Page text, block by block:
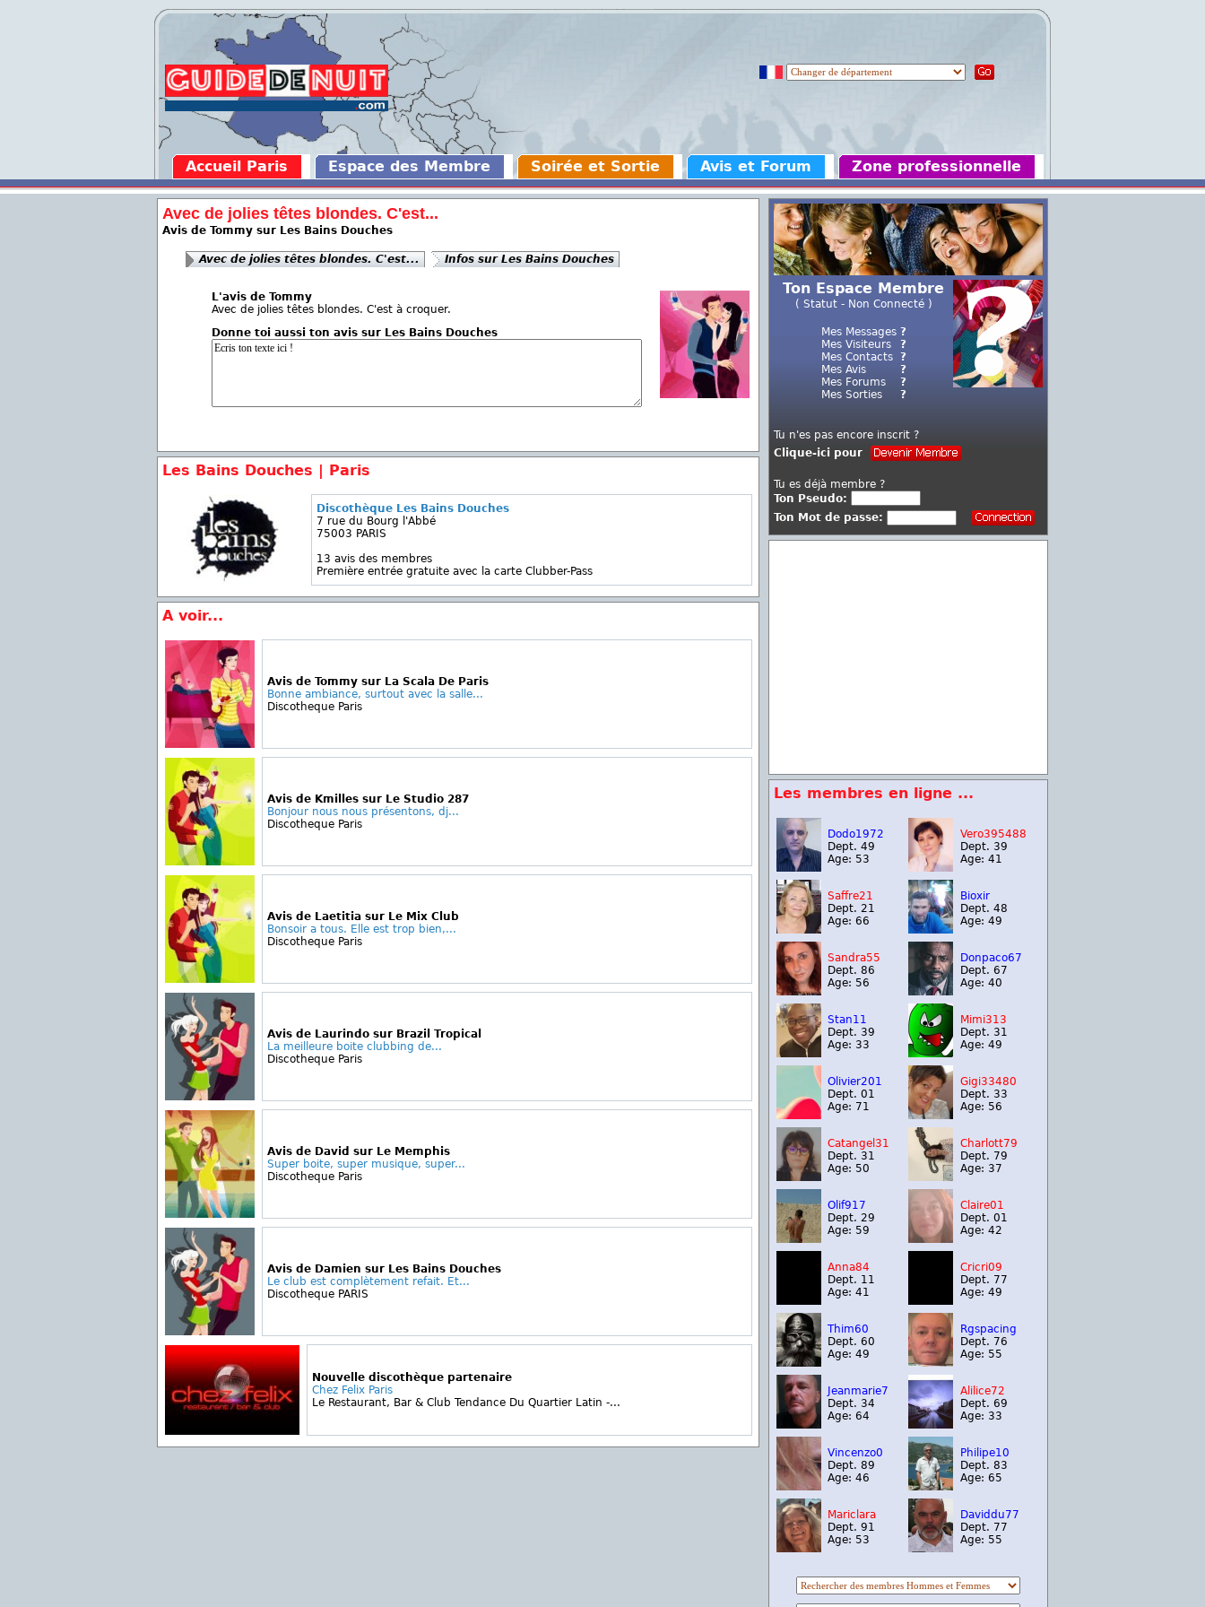
Accueil Paris Espace des Membre Soirée et Sortie Avis et Forum Zone professionnelle
Avec de jolies têtes blondes. C'est...
Avis de Tommy sur Les Bains Douches
Avec de jolies têtes blondes. C'est... Infos sur Les Bains Douches
L'avis de Tommy
Avec de jolies têtes blondes. C'est à croquer.
Donne toi aussi ton avis sur Les Bains Douches
Les Bains Douches | Paris
Discothèque Les Bains Douches
7 rue du Bourg l'Abbé
75003 PARIS
13 avis des membres
Première entrée gratuite avec la carte Clubber-Pass
A voir...
Avis de Tommy sur La Scala De Paris
Bonne ambiance, surtout avec la salle...
Discotheque Paris
Avis de Kmilles sur Le Studio 287
Bonjour nous nous présentons, dj...
Discotheque Paris
Avis de Laetitia sur Le Mix Club
Bonsoir a tous. Elle est trop bien,...
Discotheque Paris
Avis de Laurindo sur Brazil Tropical
La meilleure boite clubbing de...
Discotheque Paris
Avis de David sur Le Memphis
Super boite, super musique, super...
Discotheque Paris
Avis de Damien sur Les Bains Douches
Le club est complètement refait. Et...
Discotheque PARIS
Nouvelle discothèque partenaire
Chez Felix Paris
Le Restaurant, Bar & Club Tendance Du Quartier Latin -...
Ton Espace Membre
( Statut - Non Connecté )
Mes Messages
Mes Visiteurs
Mes Contacts
Mes Avis
Mes Forums
Mes Sorties
?
?
?
?
?
?
Tu n'es pas encore inscrit ?
Clique-ici pour
Tu es déjà membre ?
Ton Pseudo:
Ton Mot de passe:
Les membres en ligne ...
Dodo1972
Dept. 49
Age: 53
Vero395488
Dept. 39
Age: 41
Saffre21
Dept. 21
Age: 66
Bioxir
Dept. 48
Age: 49
Sandra55
Dept. 86
Age: 56
Donpaco67
Dept. 67
Age: 40
Stan11
Dept. 39
Age: 33
Mimi313
Dept. 31
Age: 49
Olivier201
Dept. 01
Age: 71
Gigi33480
Dept. 33
Age: 56
Catangel31
Dept. 31
Age: 50
Charlott79
Dept. 79
Age: 37
Olif917
Dept. 29
Age: 59
Claire01
Dept. 01
Age: 42
Anna84
Dept. 11
Age: 41
Cricri09
Dept. 77
Age: 49
Thim60
Dept. 60
Age: 49
Rgspacing
Dept. 76
Age: 55
Jeanmarie7
Dept. 34
Age: 64
Alilice72
Dept. 69
Age: 33
Vincenzo0
Dept. 89
Age: 46
Philipe10
Dept. 83
Age: 65
Mariclara
Dept. 91
Age: 53
Daviddu77
Dept. 77
Age: 55